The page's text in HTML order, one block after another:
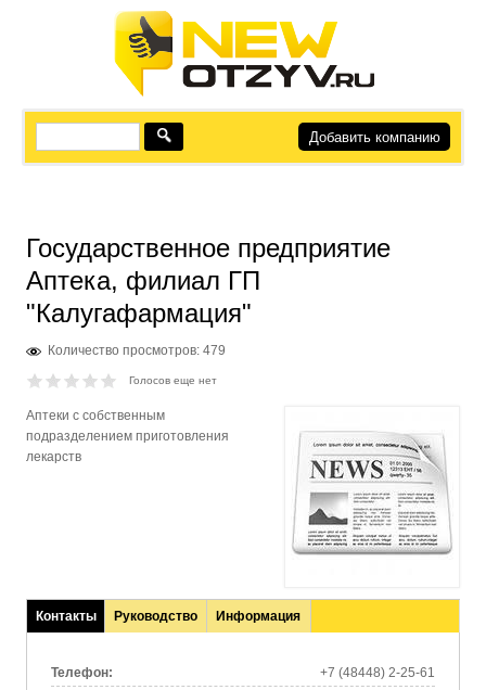
Добавить компанию
Государственное предприятие
Аптека, филиал ГП
"Калугафармация"
Количество просмотров: 479
Голосов еще нет
Аптеки с собственным
подразделением приготовления
лекарств
Контакты
(активная
Руководство Информация
Телефон:
+7 (48448) 2-25-61